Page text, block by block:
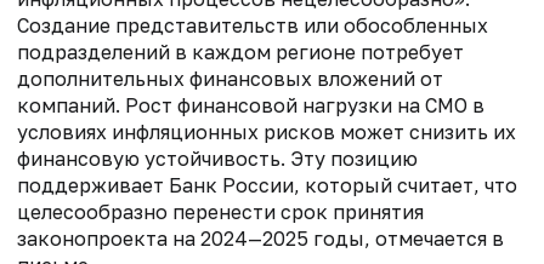
Создание представительств или обособленных
подразделений в каждом регионе потребует
дополнительных финансовых вложений от
компаний. Рост финансовой нагрузки на СМО в
условиях инфляционных рисков может снизить их
финансовую устойчивость. Эту позицию
поддерживает Банк России, который считает, что
целесообразно перенести срок принятия
законопроекта на 2024—2025 годы, отмечается в